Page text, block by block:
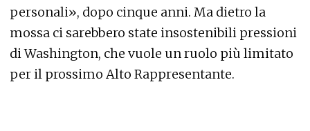
personali», dopo cinque anni. Ma dietro la
mossa ci sarebbero state insostenibili pressioni
di Washington, che vuole un ruolo più limitato
per il prossimo Alto Rappresentante.